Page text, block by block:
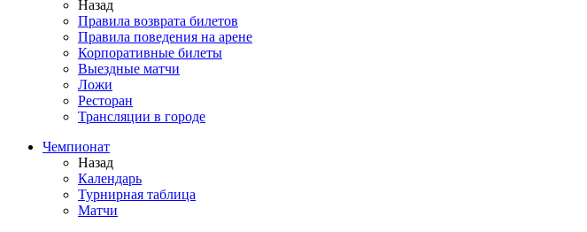
Назад
Правила возврата билетов
Правила поведения на арене
Корпоративные билеты
Выездные матчи
Ложи
Ресторан
Трансляции в городе
Чемпионат
Назад
Календарь
Турнирная таблица
Матчи